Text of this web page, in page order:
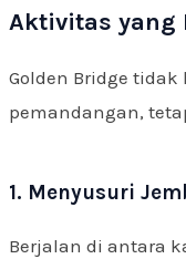
Aktivitas yang
Golden Bridge
pemandangan,
1. Menyusuri
Berjalan di antara